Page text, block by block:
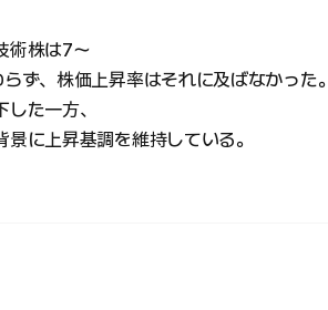
術株は7〜
ず、株価上昇率はそれに及ばなかった。
た一方、
に上昇基調を維持している。